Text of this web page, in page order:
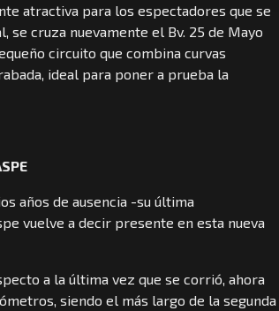
atractiva para los espectadores que se
se cruza nuevamente el Bv. 25 de Mayo
circuito que combina curvas
ideal para poner a prueba la
años de ausencia -su última
vuelve a decir presente en esta nueva
a la última vez que se corrió, ahora
siendo el más largo de la segunda